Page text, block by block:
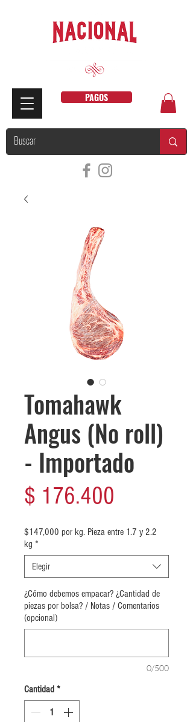
PAGOS
Tomahawk
Angus (No roll)
- Importado
$ 176.400
$147,000 por kg. Pieza entre 1.7 y 2.2
kg *
Elegir
¿Cómo debemos empacar? ¿Cantidad de
piezas por bolsa? / Notas / Comentarios
(opcional)
0/500
Cantidad *